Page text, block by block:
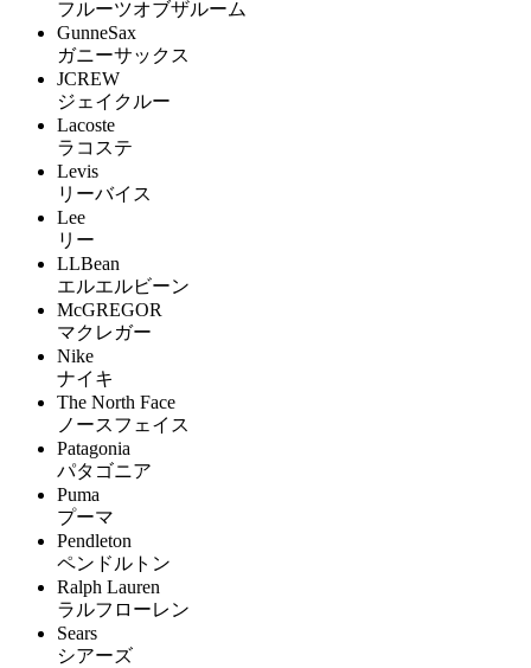
フルーツオブザルーム
GunneSax
ガニーサックス
JCREW
ジェイクルー
Lacoste
ラコステ
Levis
リーバイス
Lee
リー
LLBean
エルエルビーン
McGREGOR
マクレガー
Nike
ナイキ
The North Face
ノースフェイス
Patagonia
パタゴニア
Puma
プーマ
Pendleton
ペンドルトン
Ralph Lauren
ラルフローレン
Sears
シアーズ